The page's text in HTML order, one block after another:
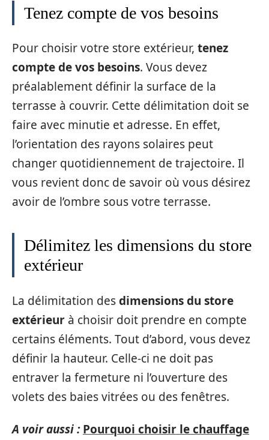
Tenez compte de vos besoins
Pour choisir votre store extérieur, tenez
compte de vos besoins. Vous devez
préalablement définir la surface de la
terrasse à couvrir. Cette délimitation doit se
faire avec minutie et adresse. En effet,
l’orientation des rayons solaires peut
changer quotidiennement de trajectoire. Il
vous revient donc de savoir où vous désirez
avoir de l’ombre sous votre terrasse.
Délimitez les dimensions du store
extérieur
La délimitation desdimensions du store
extérieur à choisir doit prendre en compte
certains éléments. Tout d’abord, vous devez
définir la hauteur. Celle-ci ne doit pas
entraver la fermeture ni l’ouverture des
volets des baies vitrées ou des fenêtres.
A voir aussi : Pourquoi choisir le chauffage